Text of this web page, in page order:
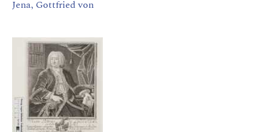
Jena, Gottfried von